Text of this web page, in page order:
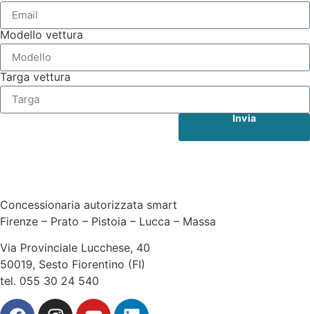
Modello vettura
Targa vettura
Invia
Concessionaria autorizzata smart
Firenze – Prato – Pistoia – Lucca – Massa
Via Provinciale Lucchese, 40
50019, Sesto Fiorentino (FI)
tel. 055 30 24 540